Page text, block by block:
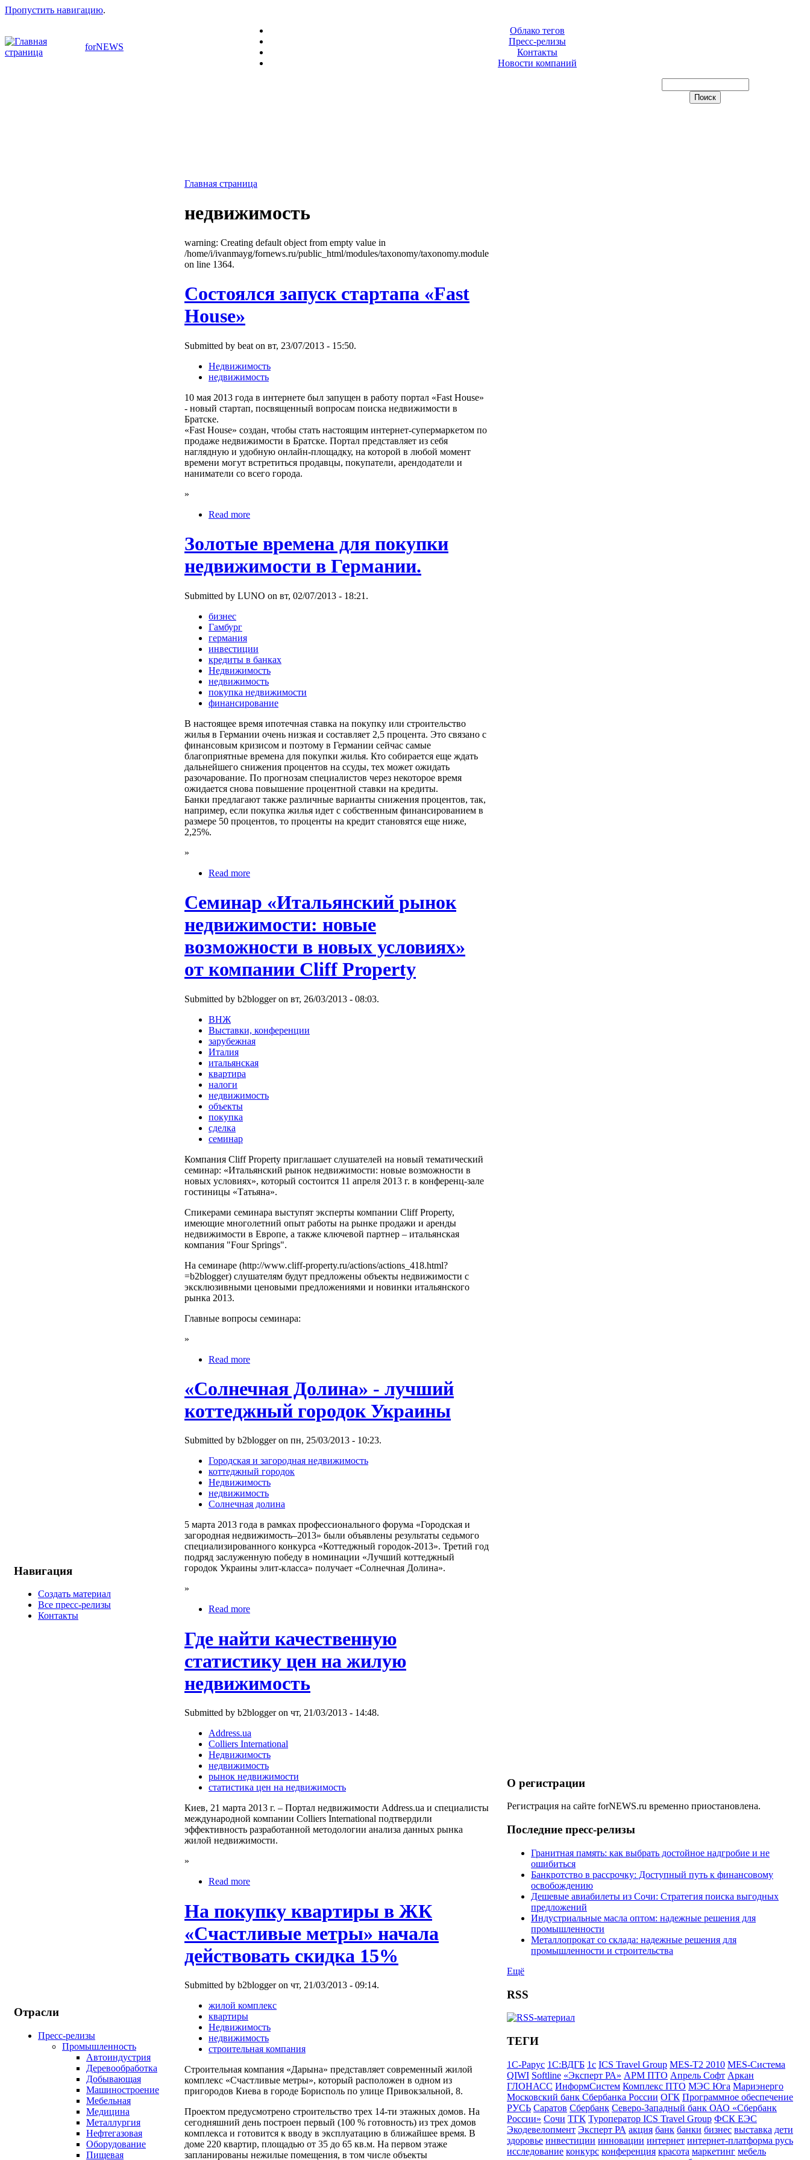
Пропустить навигацию.
forNEWS
Облако тегов
Пресс-релизы
Контакты
Новости компаний
Навигация
Создать материал
Все пресс-релизы
Контакты
Отрасли
Пресс-релизы
Промышленность
Автоиндустрия
Деревообработка
Добывающая
Машиностроение
Мебельная
Медицина
Металлургия
Нефтегазовая
Оборудование
Пищевая
Главная страница
недвижимость
warning: Creating default object from empty value in
/home/i/ivanmayg/fornews.ru/public_html/modules/taxonomy/taxonomy.module
on line 1364.
Состоялся запуск стартапа «Fast
House»
Submitted by beat on вт, 23/07/2013 - 15:50.
Недвижимость
недвижимость
10 мая 2013 года в интернете был запущен в работу портал «Fast House»
- новый стартап, посвященный вопросам поиска недвижимости в
Братске.
«Fast House» создан, чтобы стать настоящим интернет-супермаркетом по
продаже недвижимости в Братске. Портал представляет из себя
наглядную и удобную онлайн-площадку, на которой в любой момент
времени могут встретиться продавцы, покупатели, арендодатели и
наниматели со всего города.
»
Read more
Золотые времена для покупки
недвижимости в Германии.
Submitted by LUNO on вт, 02/07/2013 - 18:21.
бизнес
Гамбург
германия
инвестиции
кредиты в банках
Недвижимость
недвижимость
покупка недвижимости
финансирование
В настоящее время ипотечная ставка на покупку или строительство
жилья в Германии очень низкая и составляет 2,5 процента. Это связано с
финансовым кризисом и поэтому в Германии сейчас самые
благоприятные времена для покупки жилья. Кто собирается еще ждать
дальнейшего снижения процентов на ссуды, тех может ожидать
разочарование. По прогнозам специалистов через некоторое время
ожидается снова повышение процентной ставки на кредиты.
Банки предлагают также различные варианты снижения процентов, так,
например, если покупка жилья идет с собственным финансированием в
размере 50 процентов, то проценты на кредит становятся еще ниже,
2,25%.
»
Read more
Семинар «Итальянский рынок
недвижимости: новые
возможности в новых условиях»
от компании Cliff Property
Submitted by b2blogger on вт, 26/03/2013 - 08:03.
ВНЖ
Выставки, конференции
зарубежная
Италия
итальянская
квартира
налоги
недвижимость
объекты
покупка
сделка
семинар
Компания Cliff Property приглашает слушателей на новый тематический
семинар: «Итальянский рынок недвижимости: новые возможности в
новых условиях», который состоится 11 апреля 2013 г. в конференц-зале
гостиницы «Татьяна».
Спикерами семинара выступят эксперты компании Сliff Property,
имеющие многолетний опыт работы на рынке продажи и аренды
недвижимости в Европе, а также ключевой партнер – итальянская
компания "Four Springs".
На семинаре (http://www.cliff-property.ru/actions/actions_418.html?
=b2blogger) слушателям будут предложены объекты недвижимости с
эксклюзивными ценовыми предложениями и новинки итальянского
рынка 2013.
Главные вопросы семинара:
»
Read more
«Солнечная Долина» - лучший
коттеджный городок Украины
Submitted by b2blogger on пн, 25/03/2013 - 10:23.
Городская и загородная недвижимость
коттеджный городок
Недвижимость
недвижимость
Солнечная долина
5 марта 2013 года в рамках профессионального форума «Городская и
загородная недвижимость–2013» были объявлены результаты седьмого
специализированного конкурса «Коттеджный городок-2013». Третий год
подряд заслуженную победу в номинации «Лучший коттеджный
городок Украины элит-класса» получает «Солнечная Долина».
»
Read more
Где найти качественную
статистику цен на жилую
недвижимость
Submitted by b2blogger on чт, 21/03/2013 - 14:48.
Address.ua
Colliers International
Недвижимость
недвижимость
рынок недвижимости
статистика цен на недвижимость
Киев, 21 марта 2013 г. – Портал недвижимости Address.ua и специалисты
международной компании Colliers International подтвердили
эффективность разработанной методологии анализа данных рынка
жилой недвижимости.
»
Read more
На покупку квартиры в ЖК
«Счастливые метры» начала
действовать скидка 15%
Submitted by b2blogger on чт, 21/03/2013 - 09:14.
жилой комплекс
квартиры
Недвижимость
недвижимость
строительная компания
Строительная компания «Дарына» представляет современный жилой
комплекс «Счастливые метры», который расположен в одном из
пригородов Киева в городе Борисполь по улице Привокзальной, 8.
Проектом предусмотрено строительство трех 14-ти этажных домов. На
сегодняшний день построен первый (100 % готовность) из трех домов
комплекса и готовится к вводу в эксплуатацию в ближайшее время. В
доме 220 квартир, площадью от 35 до 65 кв.м. На первом этаже
запланированы нежилые помещения, в том числе объекты
О регистрации
Регистрация на сайте forNEWS.ru временно приостановлена.
Последние пресс-релизы
Гранитная память: как выбрать достойное надгробие и не
ошибиться
Банкротство в рассрочку: Доступный путь к финансовому
освобождению
Дешевые авиабилеты из Сочи: Стратегия поиска выгодных
предложений
Индустриальные масла оптом: надежные решения для
промышленности
Металлопрокат со склада: надежные решения для
промышленности и строительства
Ещё
RSS
ТЕГИ
1С-Рарус 1С:ВДГБ 1с ICS Travel Group MES-T2 2010 MES-Система
QIWI Softline «Эксперт РА» АРМ ПТО Апрель Софт Аркан
ГЛОНАСС ИнформСистем Комплекс ПТО МЭС Юга Мариэнерго
Московский банк Сбербанка России ОГК Программное обеспечение
РУСЬ Саратов Сбербанк Северо-Западный банк ОАО «Сбербанк
России» Сочи ТГК Туроператор ICS Travel Group ФСК ЕЭС
Экодевелопмент Эксперт РА акция банк банки бизнес выставка дети
здоровье инвестиции инновации интернет интернет-платформа русь
исследование конкурс конференция красота маркетинг мебель